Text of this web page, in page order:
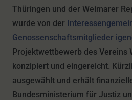
Thüringen und der Weimarer
wurde von der
Genossenschaftsmitglieder
Projektwettbewerb des Vereins
konzipiert und eingereicht.
ausgewählt und erhält
Bundesministerium für Justiz